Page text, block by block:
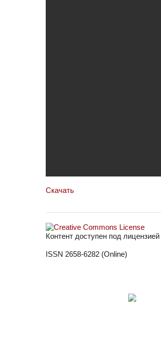
Скачать
Контент доступен под лицензией
ISSN 2658-6282 (Online)